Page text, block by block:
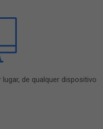
de qualquer dispositivo